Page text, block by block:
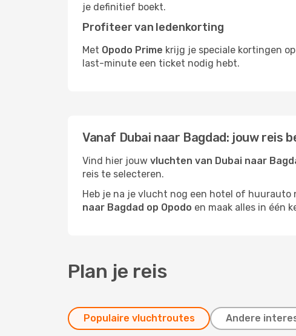
je definitief boekt.
Profiteer van ledenkorting
Met Opodo Prime krijg je speciale kortingen
last-minute een ticket nodig hebt.
Vanaf Dubai naar Bagdad: jouw reis
Vind hier jouw vluchten van Dubai naar
reis te selecteren.
Heb je na je vlucht nog een hotel of huurauto
naar Bagdad op Opodo en maak alles in één
Plan je reis
Populaire vluchtroutes Andere